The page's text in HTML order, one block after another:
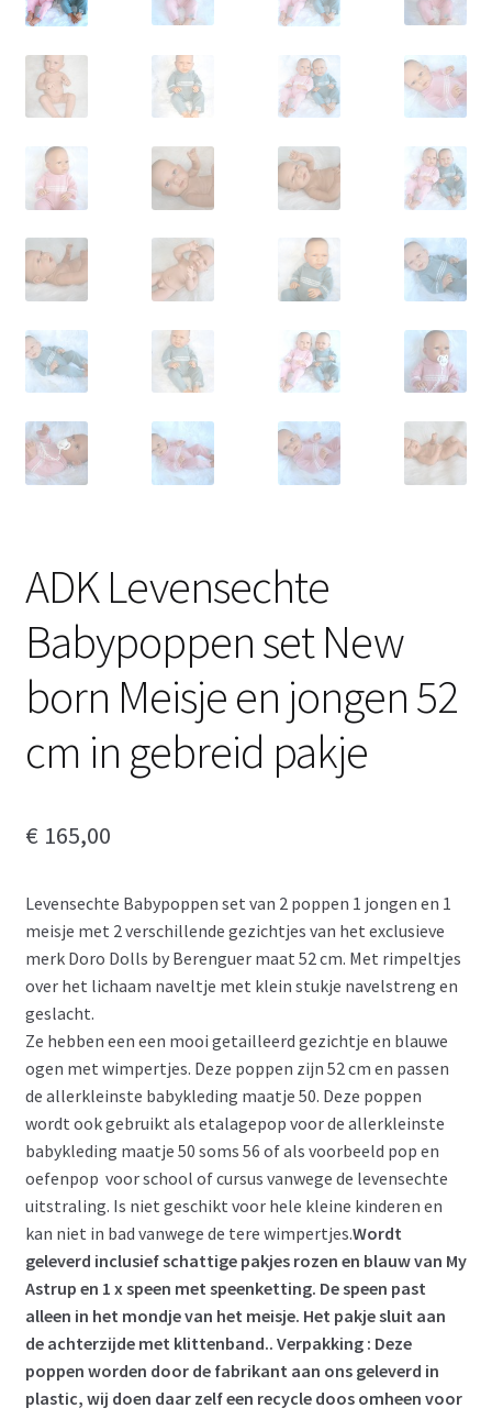
ADK Levensechte
Babypoppen set New
born Meisje en jongen 52
cm in gebreid pakje
€ 165,00
Levensechte Babypoppen set van 2 poppen 1 jongen en 1
meisje met 2 verschillende gezichtjes van het exclusieve
merk Doro Dolls by Berenguer maat 52 cm. Met rimpeltjes
over het lichaam naveltje met klein stukje navelstreng en
geslacht.
Ze hebben een een mooi getailleerd gezichtje en blauwe
ogen met wimpertjes. Deze poppen zijn 52 cm en passen
de allerkleinste babykleding maatje 50. Deze poppen
wordt ook gebruikt als etalagepop voor de allerkleinste
babykleding maatje 50 soms 56 of als voorbeeld pop en
oefenpop voor school of cursus vanwege de levensechte
uitstraling. Is niet geschikt voor hele kleine kinderen en
kan niet in bad vanwege de tere wimpertjes.Wordt
geleverd inclusief schattige pakjes rozen en blauw van My
Astrup en 1 x speen met speenketting. De speen past
alleen in het mondje van het meisje. Het pakje sluit aan
de achterzijde met klittenband.. Verpakking : Deze
poppen worden door de fabrikant aan ons geleverd in
plastic, wij doen daar zelf een recycle doos omheen voor